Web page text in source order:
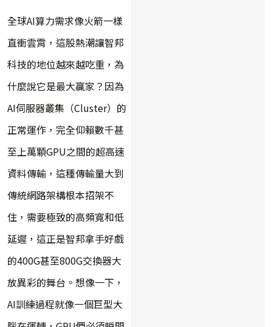
全球AI算力需求像火箭一樣
直衝雲霄，這股熱潮讓智邦
科技的地位越來越吃重，為
什麼說它是最大贏家？因為
AI伺服器叢集（Cluster）的
正常運作，完全仰賴數千甚
至上萬顆GPU之間的超高速
資料傳輸，這種傳輸量大到
傳統網路架構根本招架不
住，需要極致的高頻寬和低
延遲，這正是智邦拿手好戲
的400G甚至800G交換器大
放異彩的舞台。想像一下，
AI訓練過程就像一個巨型大